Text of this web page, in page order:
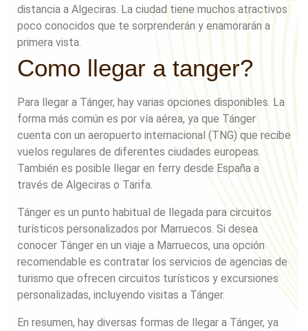
distancia a Algeciras. La ciudad tiene muchos atractivos
poco conocidos que te sorprenderán y enamorarán a
primera vista.
Como llegar a tanger?
Para llegar a Tánger, hay varias opciones disponibles. La
forma más común es por vía aérea, ya que Tánger
cuenta con un aeropuerto internacional (TNG) que recibe
vuelos regulares de diferentes ciudades europeas.
También es posible llegar en ferry desde España a
través de Algeciras o Tarifa.
Tánger es un punto habitual de llegada para circuitos
turísticos personalizados por Marruecos. Si desea
conocer Tánger en un viaje a Marruecos, una opción
recomendable es contratar los servicios de agencias de
turismo que ofrecen circuitos turísticos y excursiones
personalizadas, incluyendo visitas a Tánger.
En resumen, hay diversas formas de llegar a Tánger, ya